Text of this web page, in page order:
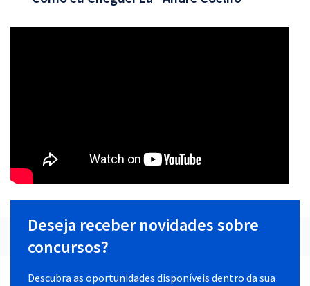
Deseja receber novidades sobre
concursos?
Descubra as oportunidades disponíveis dentro da sua